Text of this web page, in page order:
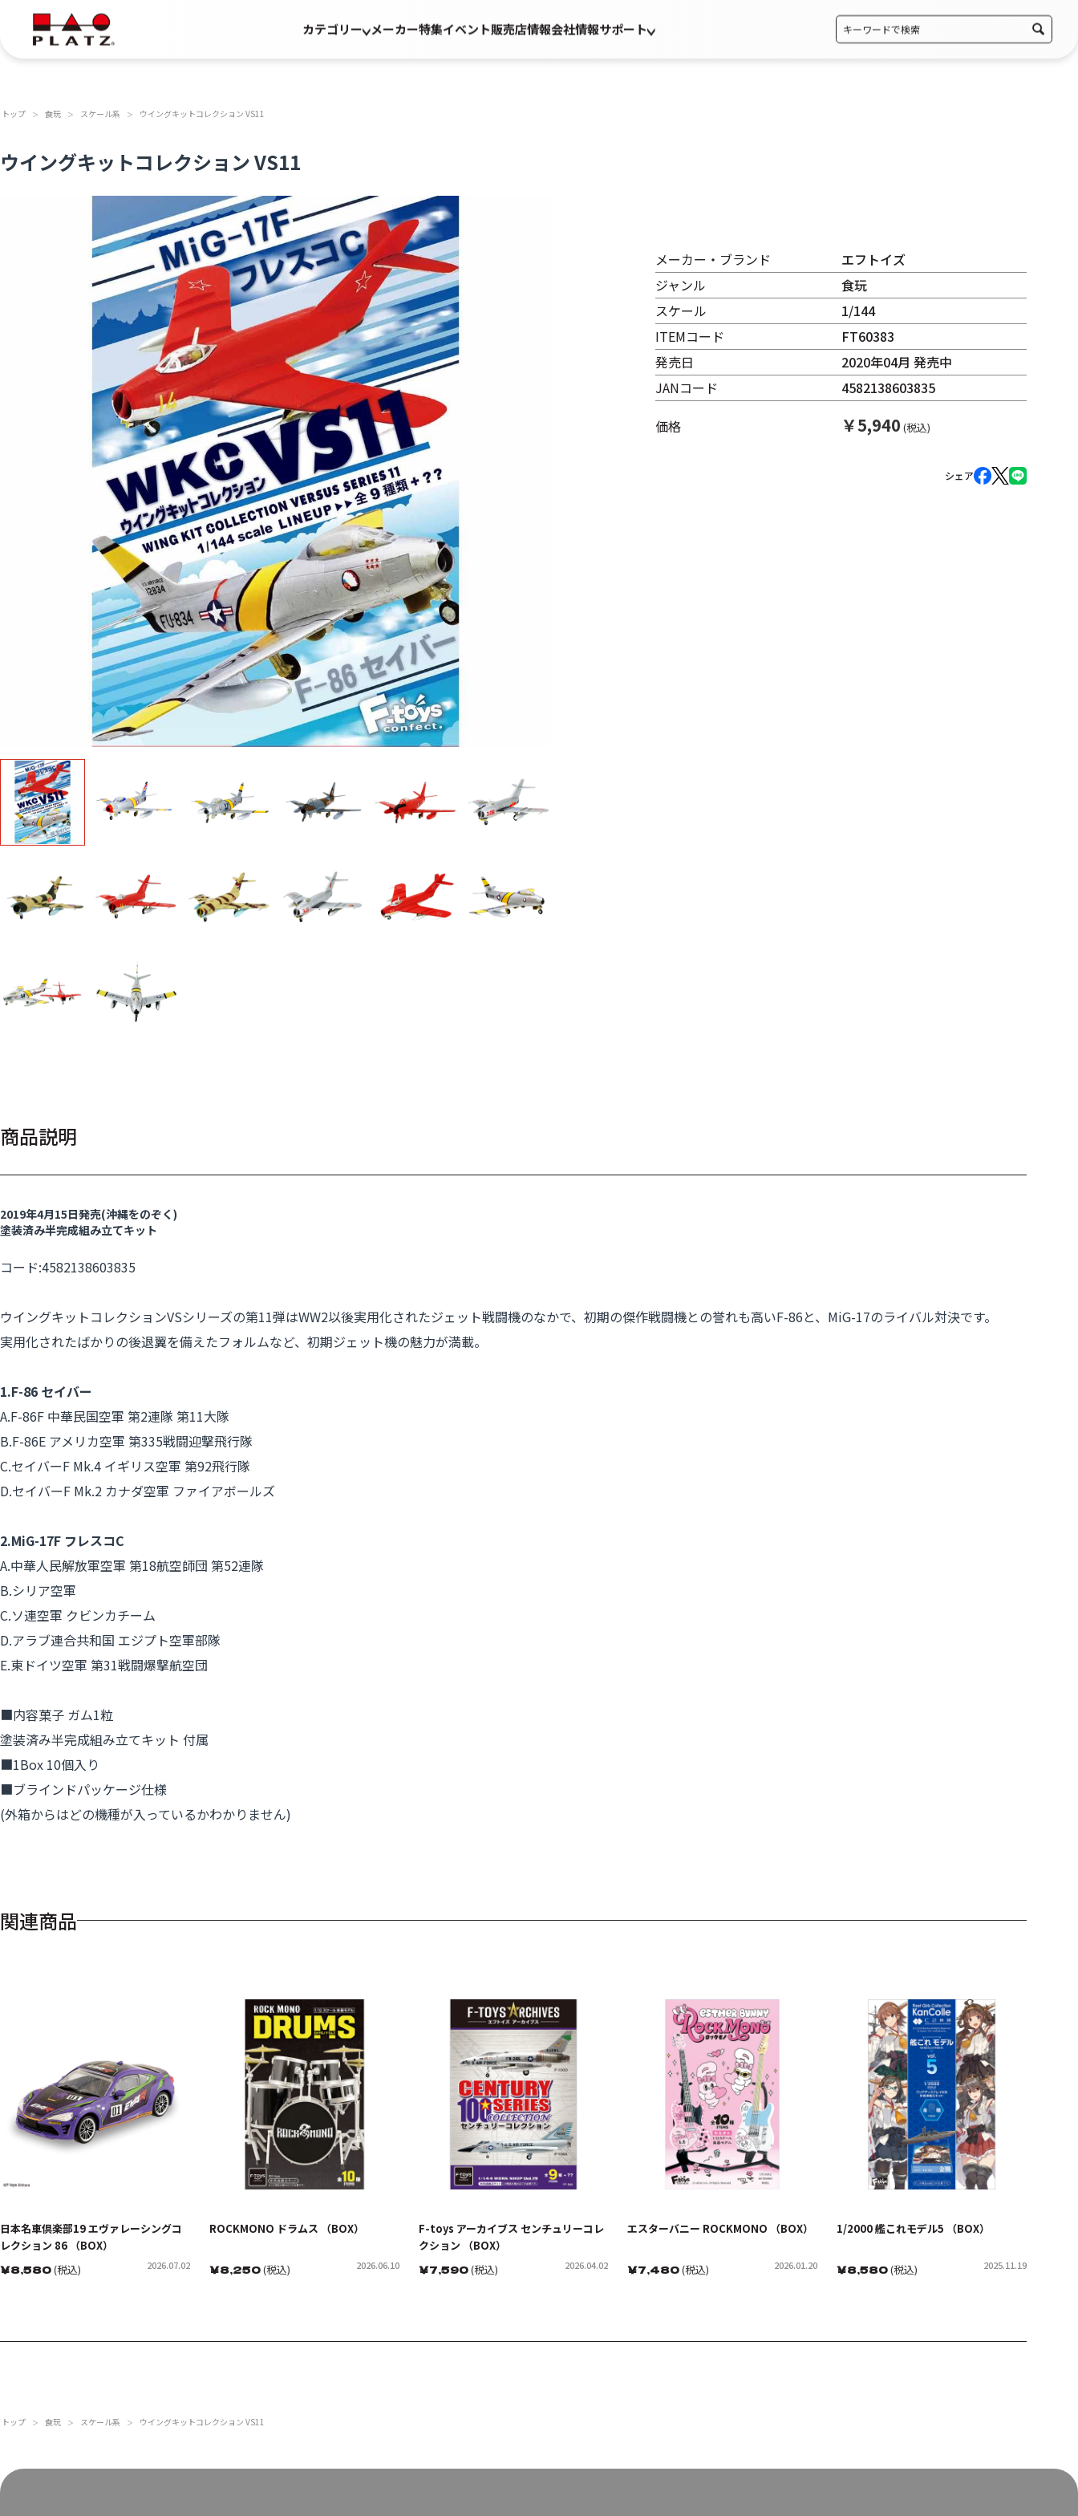
カテゴリー メーカー特集イベント販売店情報会社情報サポート
トップ ＞ 食玩 ＞ スケール系 ＞ ウイングキットコレクション VS11
ウイングキットコレクション VS11
メーカー・ブランド
エフトイズ
ジャンル
食玩
スケール
1/144
ITEMコード
FT60383
発売日
2020年04月 発売中
JANコード
4582138603835
価格
￥5,940 (税込)
シェア
商品説明
2019年4月15日発売(沖縄をのぞく)
塗装済み半完成組み立てキット
コード:4582138603835
ウイングキットコレクションVSシリーズの第11弾はWW2以後実用化されたジェット戦闘機のなかで、初期の傑作戦闘機との誉れも高いF-86と、MiG-17のライバル対決です。
実用化されたばかりの後退翼を備えたフォルムなど、初期ジェット機の魅力が満載。
1.F-86 セイバー
A.F-86F 中華民国空軍 第2連隊 第11大隊
B.F-86E アメリカ空軍 第335戦闘迎撃飛行隊
C.セイバーF Mk.4 イギリス空軍 第92飛行隊
D.セイバーF Mk.2 カナダ空軍 ファイアボールズ
2.MiG-17F フレスコC
A.中華人民解放軍空軍 第18航空師団 第52連隊
B.シリア空軍
C.ソ連空軍 クビンカチーム
D.アラブ連合共和国 エジプト空軍部隊
E.東ドイツ空軍 第31戦闘爆撃航空団
■内容菓子 ガム1粒
塗装済み半完成組み立てキット 付属
■1Box 10個入り
■ブラインドパッケージ仕様
(外箱からはどの機種が入っているかわかりません)
関連商品
日本名車倶楽部19 エヴァレーシングコ
レクション 86 （BOX）
￥8,580(税込) 2026.07.02
ROCKMONO ドラムス （BOX）
￥8,250(税込) 2026.06.10
F-toys アーカイブス センチュリーコレ
クション （BOX）
￥7,590(税込) 2026.04.02
エスターバニー ROCKMONO （BOX）
￥7,480(税込) 2026.01.20
1/2000 艦これモデル5 （BOX）
￥8,580(税込) 2025.11.19
トップ ＞ 食玩 ＞ スケール系 ＞ ウイングキットコレクション VS11